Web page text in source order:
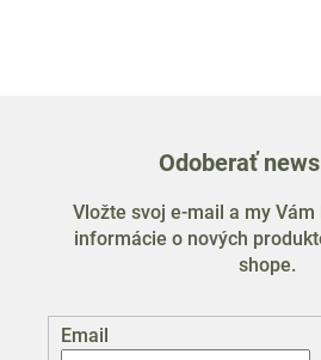
Odoberať
Vložte svoj e-mail a my
informácie o nových
shope.
Email